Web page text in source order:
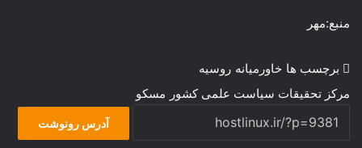
منبع:مهر
برچسب ها خاورمیانه روسیه
مرکز تحقیقات سیاست علمی کشور مسکو
آدرس رونوشت